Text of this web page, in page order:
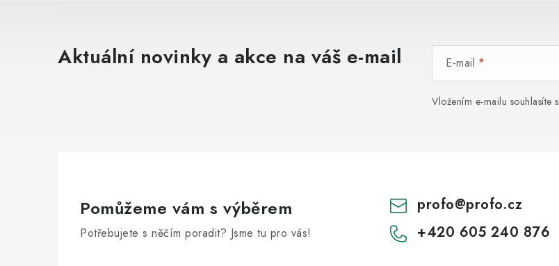
Aktuální novinky a akce na váš e-mail E-mail
Vložením e-mailu souhlasíte s
Pomůžeme vám s výběrem
Potřebujete s něčím poradit? Jsme tu pro vás!
profo@profo.cz
+420 605 240 876